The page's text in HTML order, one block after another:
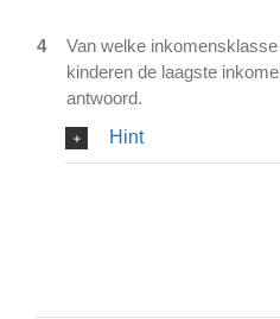
4
Van welke
kinderen de laagste
antwoord.
Hint